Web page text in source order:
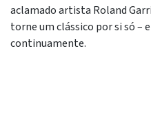
aclamado artista Roland
torne um clássico por si só –
continuamente.